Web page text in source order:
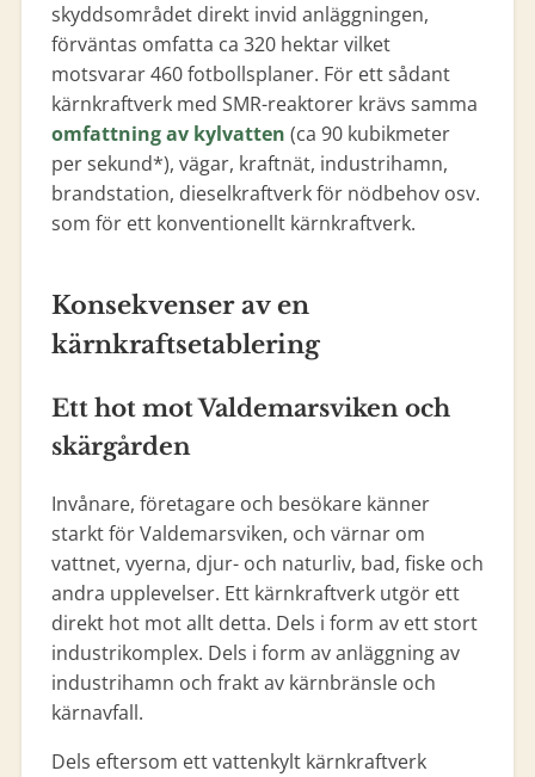
skyddsområdet direkt invid anläggningen,
förväntas omfatta ca 320 hektar vilket
motsvarar 460 fotbollsplaner. För ett sådant
kärnkraftverk med SMR-reaktorer krävs samma
omfattning av kylvatten (ca 90 kubikmeter
per sekund*), vägar, kraftnät, industrihamn,
brandstation, dieselkraftverk för nödbehov osv.
som för ett konventionellt kärnkraftverk.
Konsekvenser av en
kärnkraftsetablering
Ett hot mot Valdemarsviken och
skärgården
Invånare, företagare och besökare känner
starkt för Valdemarsviken, och värnar om
vattnet, vyerna, djur- och naturliv, bad, fiske och
andra upplevelser. Ett kärnkraftverk utgör ett
direkt hot mot allt detta. Dels i form av ett stort
industrikomplex. Dels i form av anläggning av
industrihamn och frakt av kärnbränsle och
kärnavfall.
Dels eftersom ett vattenkylt kärnkraftverk